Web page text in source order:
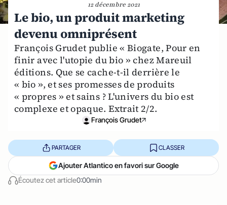
12 décembre 2021
Le bio, un produit marketing
devenu omniprésent
François Grudet publie « Biogate, Pour en
finir avec l'utopie du bio » chez Mareuil
éditions. Que se cache-t-il derrière le
« bio », et ses promesses de produits
« propres » et sains ? L'univers du bio est
complexe et opaque. Extrait 2/2.
François Grudet
Écoutez cet article0:00min
PARTAGER CLASSER
Ajouter Atlantico en favori sur Google